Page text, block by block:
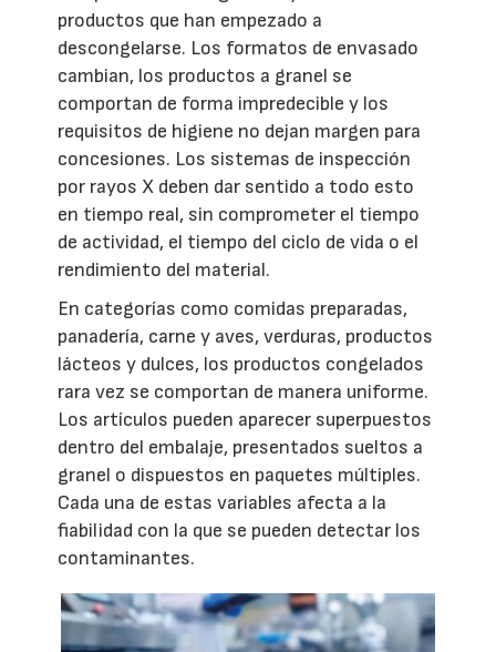
productos que han empezado a
descongelarse. Los formatos de envasado
cambian, los productos a granel se
comportan de forma impredecible y los
requisitos de higiene no dejan margen para
concesiones. Los sistemas de inspección
por rayos X deben dar sentido a todo esto
en tiempo real, sin comprometer el tiempo
de actividad, el tiempo del ciclo de vida o el
rendimiento del material.
En categorías como comidas preparadas,
panadería, carne y aves, verduras, productos
lácteos y dulces, los productos congelados
rara vez se comportan de manera uniforme.
Los artículos pueden aparecer superpuestos
dentro del embalaje, presentados sueltos a
granel o dispuestos en paquetes múltiples.
Cada una de estas variables afecta a la
fiabilidad con la que se pueden detectar los
contaminantes.